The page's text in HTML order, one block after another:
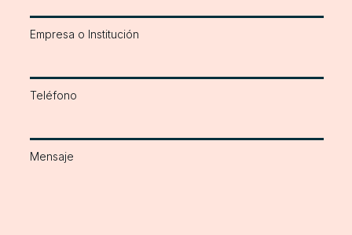
Empresa o Institución
Teléfono
Mensaje